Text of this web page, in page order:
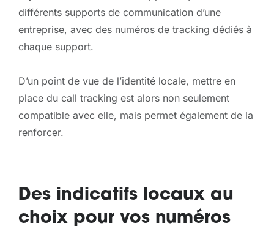
différents supports de communication d’une
entreprise, avec des numéros de tracking dédiés à
chaque support.
D’un point de vue de l’identité locale, mettre en
place du call tracking est alors non seulement
compatible avec elle, mais permet également de la
renforcer.
Des indicatifs locaux au
choix pour vos numéros